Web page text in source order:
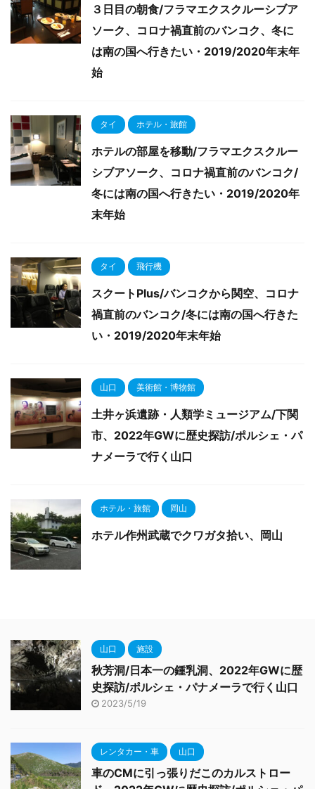
３日目の朝食/フラマエクスクルーシブア
ソーク、コロナ禍直前のバンコク、冬に
は南の国へ行きたい・2019/2020年末年
始
タイ ホテル・旅館
ホテルの部屋を移動/フラマエクスクルー
シブアソーク、コロナ禍直前のバンコク/
冬には南の国へ行きたい・2019/2020年
末年始
タイ 飛行機
スクートPlus/バンコクから関空、コロナ
禍直前のバンコク/冬には南の国へ行きた
い・2019/2020年末年始
山口 美術館・博物館
土井ヶ浜遺跡・人類学ミュージアム/下関
市、2022年GWに歴史探訪/ポルシェ・パ
ナメーラで行く山口
ホテル・旅館 岡山
ホテル作州武蔵でクワガタ拾い、岡山
山口 施設
秋芳洞/日本一の鍾乳洞、2022年GWに歴
史探訪/ポルシェ・パナメーラで行く山口
2023/5/19
レンタカー・車 山口
車のCMに引っ張りだこのカルストロー